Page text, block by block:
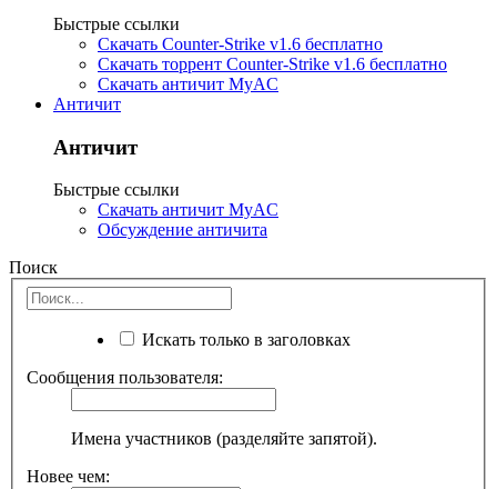
Быстрые ссылки
Скачать Counter-Strike v1.6 бесплатно
Скачать торрент Counter-Strike v1.6 бесплатно
Скачать античит MyAC
Античит
Античит
Быстрые ссылки
Скачать античит MyAC
Обсуждение античита
Поиск
Искать только в заголовках
Сообщения пользователя:
Имена участников (разделяйте запятой).
Новее чем: